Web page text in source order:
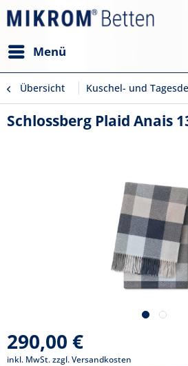
Menü
Übersicht Kuschel- und
Schlossberg Plaid Anais
290,00 €
inkl. MwSt.zzgl. Versandkosten